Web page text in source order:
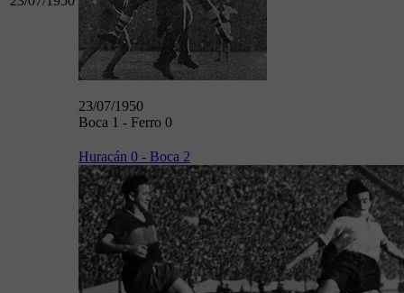
23/07/1950
Boca 1 - Ferro 0
Huracán 0 - Boca 2